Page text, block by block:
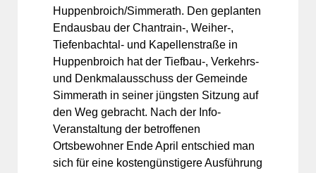
Huppenbroich/Simmerath. Den geplanten
Endausbau der Chantrain-, Weiher-,
Tiefenbachtal- und Kapellenstraße in
Huppenbroich hat der Tiefbau-, Verkehrs-
und Denkmalausschuss der Gemeinde
Simmerath in seiner jüngsten Sitzung auf
den Weg gebracht. Nach der Info-
Veranstaltung der betroffenen
Ortsbewohner Ende April entschied man
sich für eine kostengünstigere Ausführung